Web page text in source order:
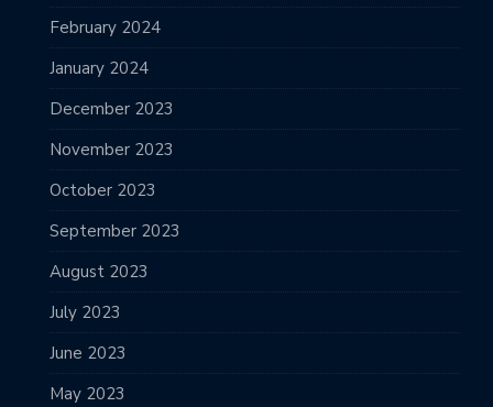
February 2024
January 2024
December 2023
November 2023
October 2023
September 2023
August 2023
July 2023
June 2023
May 2023